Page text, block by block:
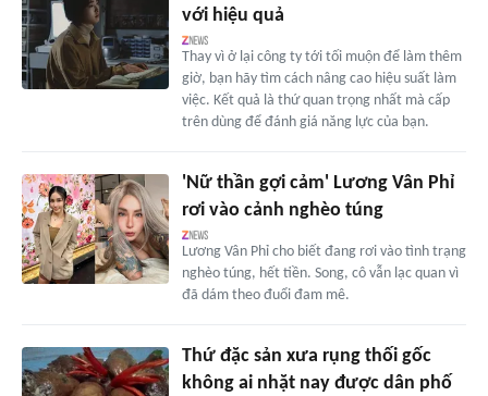
với hiệu quả
Thay vì ở lại công ty tới tối muộn để làm thêm
giờ, bạn hãy tìm cách nâng cao hiệu suất làm
việc. Kết quả là thứ quan trọng nhất mà cấp
trên dùng để đánh giá năng lực của bạn.
'Nữ thần gợi cảm' Lương Vân Phỉ
rơi vào cảnh nghèo túng
Lương Vân Phỉ cho biết đang rơi vào tình trạng
nghèo túng, hết tiền. Song, cô vẫn lạc quan vì
đã dám theo đuổi đam mê.
Thứ đặc sản xưa rụng thối gốc
không ai nhặt nay được dân phố